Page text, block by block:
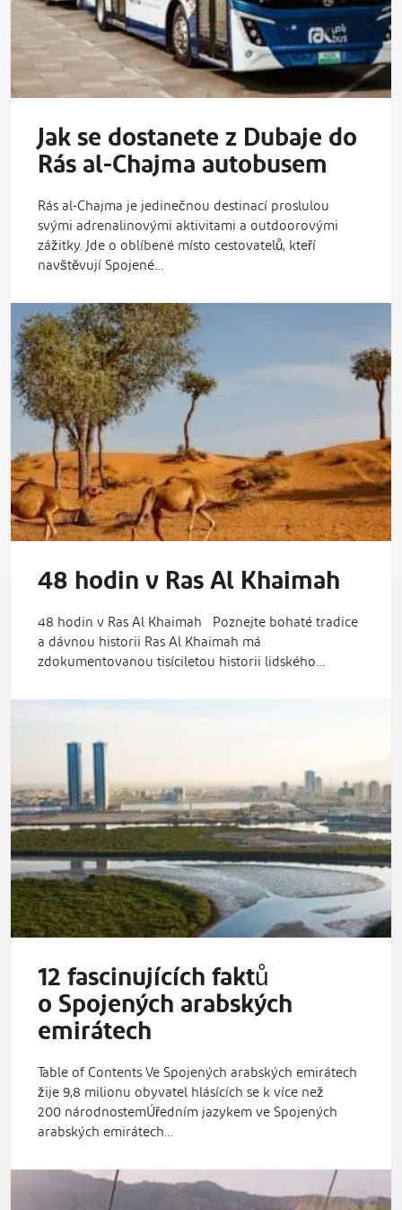
Jak se dostanete z Dubaje do
Rás al-Chajma autobusem
Rás al-Chajma je jedinečnou destinací proslulou
svými adrenalinovými aktivitami a outdoorovými
zážitky. Jde o oblíbené místo cestovatelů, kteří
navštěvují Spojené…
48 hodin v Ras Al Khaimah
48 hodin v Ras Al Khaimah Poznejte bohaté tradice
a dávnou historii Ras Al Khaimah má
zdokumentovanou tisíciletou historii lidského…
12 fascinujících faktů
o Spojených arabských
emirátech
Table of Contents Ve Spojených arabských emirátech
žije 9,8 milionu obyvatel hlásících se k více než
200 národnostemÚředním jazykem ve Spojených
arabských emirátech…